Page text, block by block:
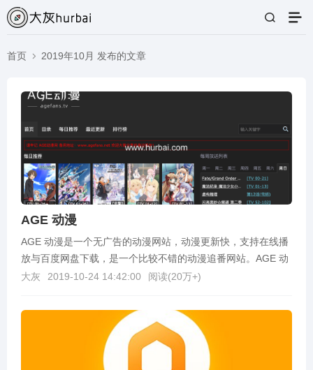
首页 2019年10月 发布的文章
AGE 动漫
AGE 动漫是一个无广告的动漫网站，动漫更新快，支持在线播
放与百度网盘下载，是一个比较不错的动漫追番网站。AGE 动
漫网址：https://www.agemys...
大灰 2019-10-24 14:42:00 阅读(20万+)